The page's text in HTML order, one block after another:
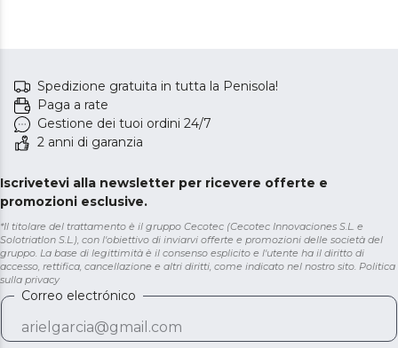
Spedizione gratuita in tutta la Penisola!
Paga a rate
Gestione dei tuoi ordini 24/7
2 anni di garanzia
Iscrivetevi alla newsletter per ricevere offerte e
promozioni esclusive.
*Il titolare del trattamento è il gruppo Cecotec (Cecotec Innovaciones S.L. e
Solotriatlon S.L.), con l'obiettivo di inviarvi offerte e promozioni delle società del
gruppo. La base di legittimità è il consenso esplicito e l'utente ha il diritto di
accesso, rettifica, cancellazione e altri diritti, come indicato nel nostro sito. Politica
sulla privacy
Correo electrónico